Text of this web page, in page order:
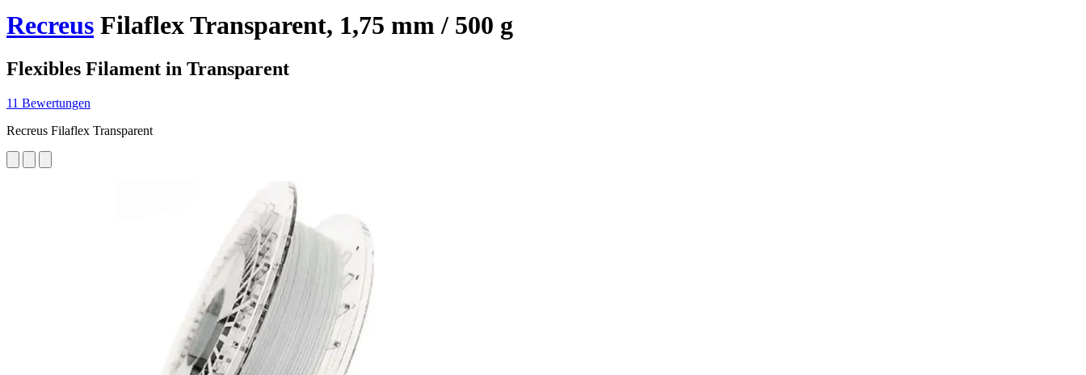
Recreus Filaflex Transparent, 1,75 mm / 500 g
Flexibles Filament in Transparent
11 Bewertungen
Recreus Filaflex Transparent